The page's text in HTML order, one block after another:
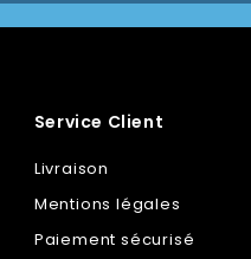
Service Client
Livraison
Mentions légales
Paiement sécurisé